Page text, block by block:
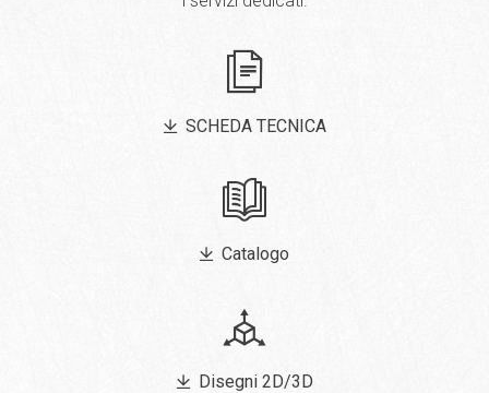
SCHEDA TECNICA
Catalogo
Disegni 2D/3D